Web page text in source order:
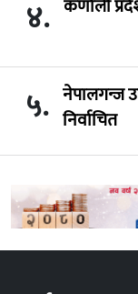
४. कर्णाली
५. नेपालगन्ज
निर्वाचित